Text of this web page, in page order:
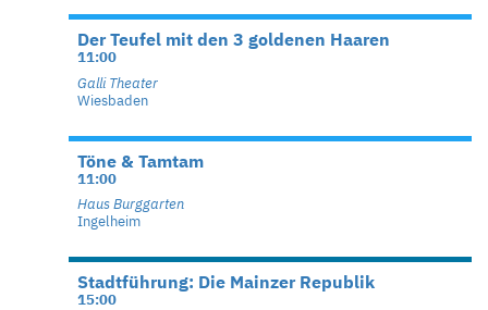
Der Teufel mit den 3 goldenen Haaren
11:00
Galli Theater
Wiesbaden
Töne & Tamtam
11:00
Haus Burggarten
Ingelheim
Stadtführung: Die Mainzer Republik
15:00